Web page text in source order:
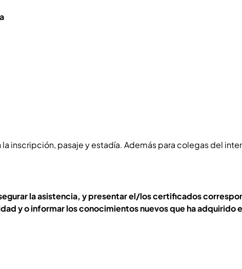
inscripción, pasaje y estadía. Además para colegas del
la asistencia, y presentar el/los certificados
y o informar los conocimientos nuevos que ha adquirido